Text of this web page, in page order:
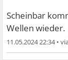
Scheinbar
Wellen wieder.
11.05.2024 22:34•